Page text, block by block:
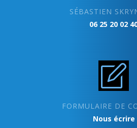
SÉBASTIEN
06 25 20 02
FORMULAIRE DE
Nous écrire